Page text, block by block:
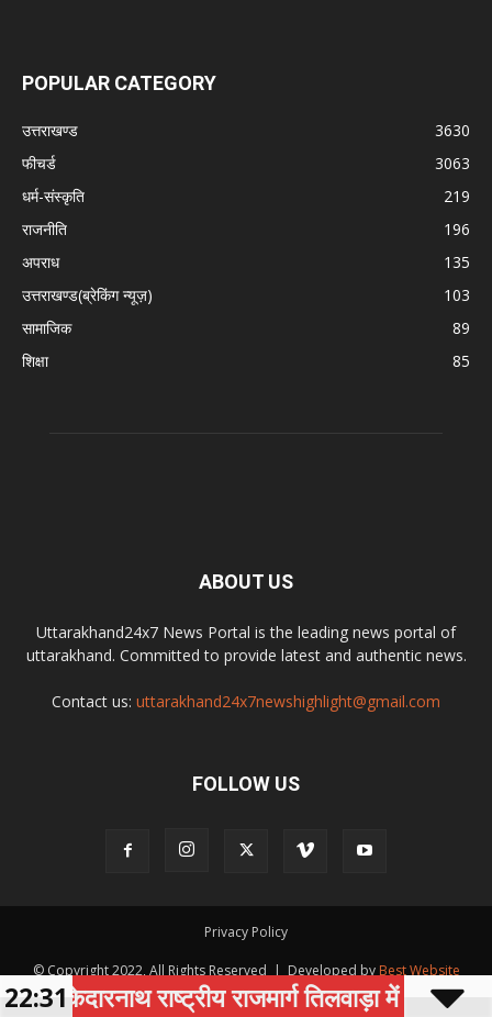
POPULAR CATEGORY
उत्तराखण्ड
3630
फीचर्ड
3063
धर्म-संस्कृति
219
राजनीति
196
अपराध
135
उत्तराखण्ड(ब्रेकिंग न्यूज़)
103
सामाजिक
89
शिक्षा
85
ABOUT US
Uttarakhand24x7 News Portal is the leading news portal of
uttarakhand. Committed to provide latest and authentic news.
Contact us: uttarakhand24x7newshighlight@gmail.com
FOLLOW US
Privacy Policy
© Copyright 2022, All Rights Reserved | Developed by Best Website
Development Company
केदारनाथ राष्ट्रीय राजमार्ग तिलवाड़ा में भूस्खलन से
22:31